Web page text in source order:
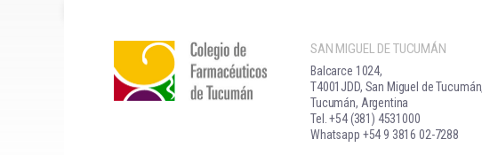
SAN MIGUEL DE TUCUMÁN
Balcarce 1024,
T4001JDD, San Miguel de
Tucumán, Argentina
Tel. +54 (381) 4531000
Whatsapp +54 9 3816 02-7288